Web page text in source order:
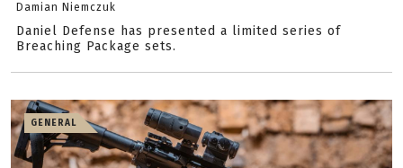
Damian Niemczuk
Daniel Defense has presented a limited series of
Breaching Package sets.
GENERAL